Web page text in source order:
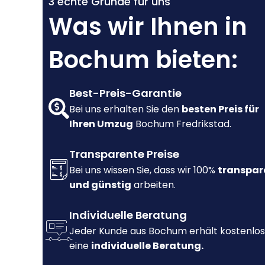
Was wir Ihnen in
Bochum bieten:
Best-Preis-Garantie
Bei uns erhalten Sie den besten Preis für
Ihren Umzug Bochum Fredrikstad.
Transparente Preise
Bei uns wissen Sie, dass wir 100%
und günstig arbeiten.
Individuelle Beratung
Jeder Kunde aus Bochum erhält kostenlos
eine individuelle Beratung.